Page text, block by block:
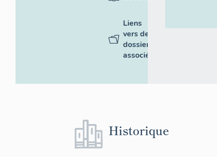
Liens
vers des
dossiers
associés
Historique